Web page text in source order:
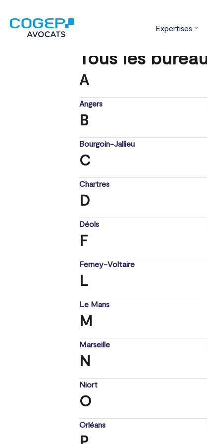
Expertises
Trouver votre bureau
Tous les
A
Angers
B
Bourgoin-Jallieu
C
Chartres
D
Déols
F
Ferney-Voltaire
L
Le Mans
M
Marseille
N
Niort
O
Orléans